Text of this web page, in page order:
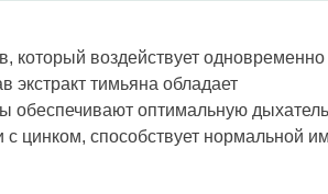
который воздействует одновременно
экстракт тимьяна обладает
обеспечивают оптимальную
цинком, способствует нормальной